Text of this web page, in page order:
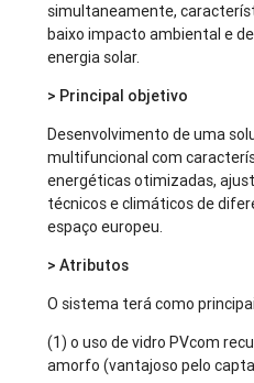
simultaneamente,
baixo impacto ambiental e
energia solar.
> Principal objetivo
Desenvolvimento de uma
multifuncional com
energéticas otimizadas,
técnicos e climáticos de
espaço europeu.
> Atributos
O sistema terá como
(1) o uso de vidro PVcom
amorfo (vantajoso pelo